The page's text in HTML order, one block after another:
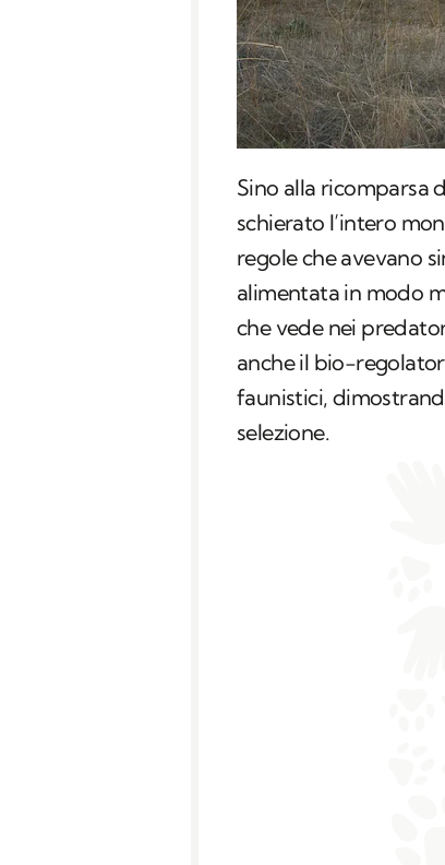
Sino alla ricomparsa
schierato l’intero
regole che avevano
alimentata in modo
che vede nei
anche il bio-
faunistici,
selezione.